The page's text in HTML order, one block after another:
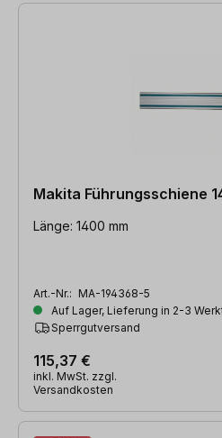
Makita Führungsschiene
Länge: 1400 mm
Art.-Nr.: MA-194368-5
Auf Lager, Lieferung in 2-3
Sperrgutversand
115,37 €
inkl. MwSt. zzgl.
Versandkosten